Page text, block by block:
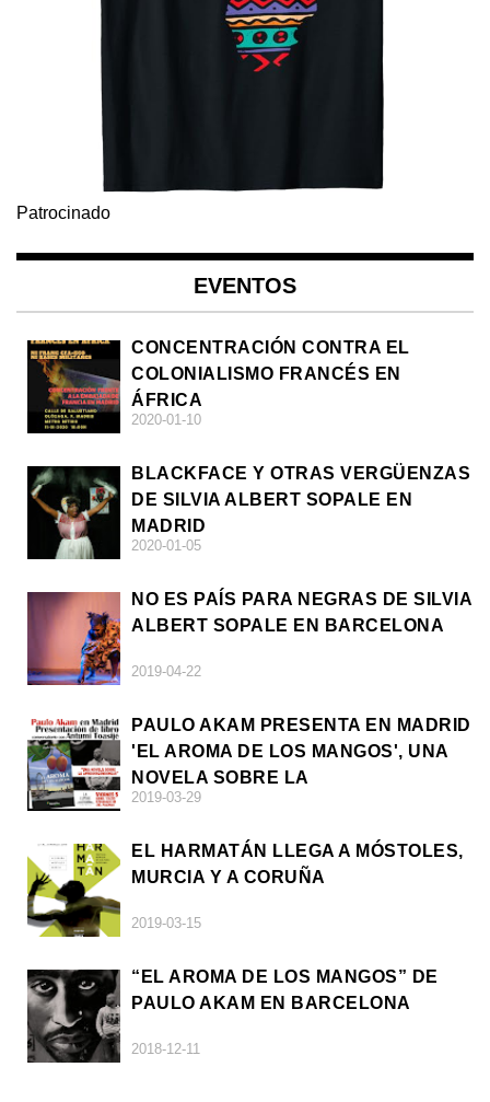
Patrocinado
EVENTOS
CONCENTRACIÓN CONTRA EL
COLONIALISMO FRANCÉS EN
ÁFRICA
2020-01-10
BLACKFACE Y OTRAS VERGÜENZAS
DE SILVIA ALBERT SOPALE EN
MADRID
2020-01-05
NO ES PAÍS PARA NEGRAS DE SILVIA
ALBERT SOPALE EN BARCELONA
2019-04-22
PAULO AKAM PRESENTA EN MADRID
'EL AROMA DE LOS MANGOS', UNA
NOVELA SOBRE LA
AFRODESCENDENCIA
2019-03-29
EL HARMATÁN LLEGA A MÓSTOLES,
MURCIA Y A CORUÑA
2019-03-15
“EL AROMA DE LOS MANGOS” DE
PAULO AKAM EN BARCELONA
2018-12-11